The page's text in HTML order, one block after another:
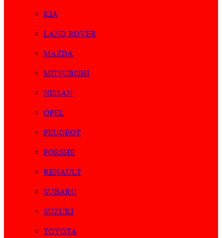
KIA
LAND ROVER
MAZDA
MITSUBISHI
NISSAN
OPEL
PEUGEOT
PORSHE
RENAULT
SUBARU
SUZUKI
TOYOTA